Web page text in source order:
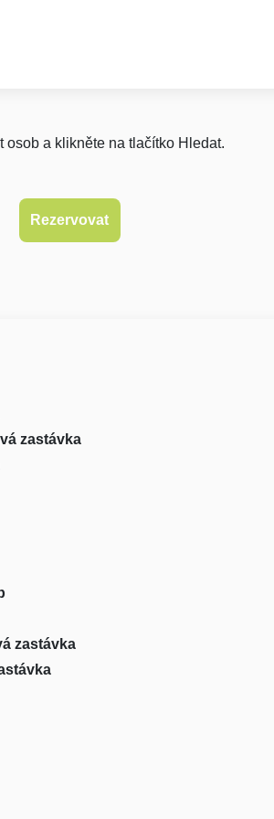
osob a klikněte na tlačítko Hledat.
zastávka
zastávka